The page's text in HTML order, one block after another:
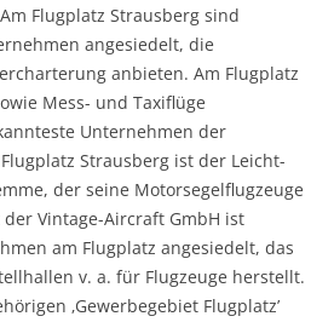
Flugplatz Strausberg sind
angesiedelt, die
anbieten. Am Flugplatz
Mess- und Taxiflüge
Unternehmen der
Strausberg ist der Leicht-
der seine Motorsegelflugzeuge
Vintage-Aircraft GmbH ist
am Flugplatz angesiedelt, das
v. a. für Flugzeuge herstellt.
‚Gewerbegebiet Flugplatz’